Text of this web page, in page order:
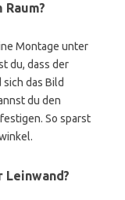
Montage unter
du, dass der
das Bild
du den
So sparst